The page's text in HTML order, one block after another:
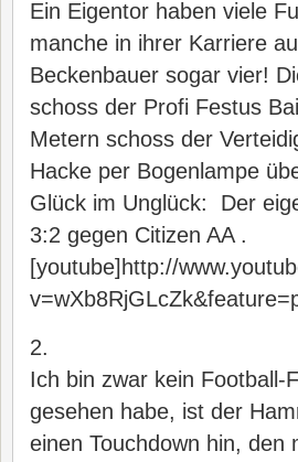
Ein Eigentor haben viele
manche in ihrer Karriere
Beckenbauer sogar vier!
schoss der Profi Festus
Metern schoss der
Hacke per Bogenlampe
Glück im Unglück: Der
3:2 gegen Citizen AA .
[youtube]http://
2.
Ich bin zwar kein Football-
gesehen habe, ist der
einen Touchdown hin, den